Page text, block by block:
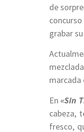
de
grabar
marcada
En «Sin
cabeza,
fresco,